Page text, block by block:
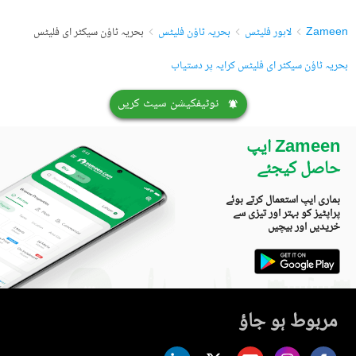
Zameen لاہور فلیٹس بحریہ ٹاؤن فلیٹس
بحریہ ٹاؤن سیکٹر ای فلیٹس
بحریہ ٹاؤن سیکٹر ای فلیٹس کرایہ پر دستیاب
نوٹیفکیشن سیٹ کریں
Zameen ایپ
حاصل کیجئے
ہماری ایپ استعمال کرتے ہوئے
پراپٹیز کو بہتر اور تیزی سے
خریدیں اور بیچیں
مربوط ہو جاؤ